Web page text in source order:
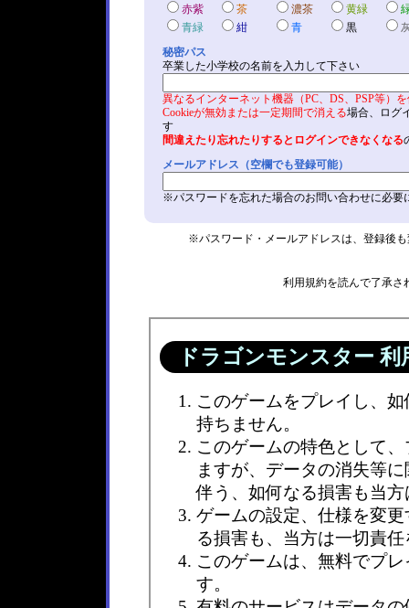
赤紫
茶 濃茶 黄緑
青緑
紺 青 黒
秘密パス
卒業した小学校の名前を入力して下さい
異なるインターネット機器（PC、DS、PSP等）
Cookieが無効または一定期間で消える場合、ログ
す
間違えたり忘れたりするとログインできなくなる
メールアドレス（空欄でも登録可能）
※パスワードを忘れた場合のお問い合わせに必要
※パスワード・メールアドレスは、登録後
利用規約を読んで了承さ